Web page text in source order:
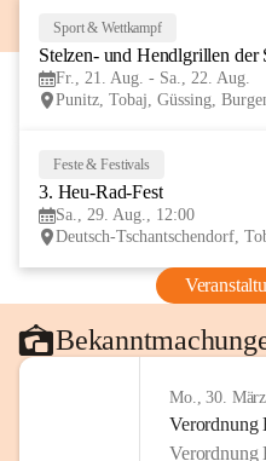
Sport & Wettkampf
Stelzen- und Hendlgrillen der
Fr., 21. Aug. - Sa., 22. Aug.
Punitz, Tobaj, Güssing,
Feste & Festivals
3. Heu-Rad-Fest
Sa., 29. Aug., 12:00
Deutsch-Tschantschendorf,
Mo., 30.
Verordnung
Verordnung